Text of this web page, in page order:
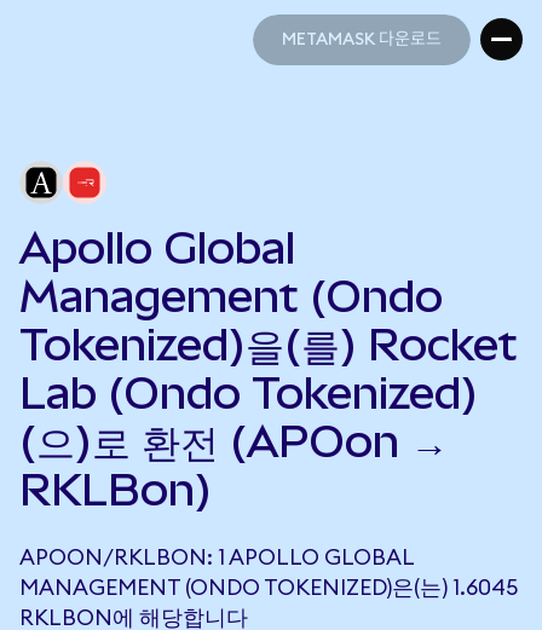
METAMASK 다운로드
Apollo Global
Management (Ondo
Tokenized)을(를) Rocket
Lab (Ondo Tokenized)
(으)로 환전 (APOon →
RKLBon)
APOON/RKLBON: 1 APOLLO GLOBAL
MANAGEMENT (ONDO TOKENIZED)은(는) 1.6045
RKLBON에 해당합니다